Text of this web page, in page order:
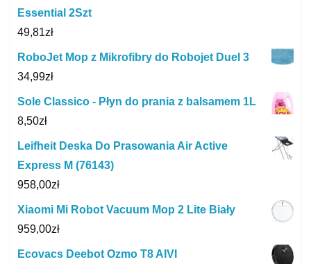
Essential 2Szt
49,81zł
RoboJet Mop z Mikrofibry do Robojet Duel 3
34,99zł
Sole Classico - Płyn do prania z balsamem 1L
8,50zł
Leifheit Deska Do Prasowania Air Active
Express M (76143)
958,00zł
Xiaomi Mi Robot Vacuum Mop 2 Lite Biały
959,00zł
Ecovacs Deebot Ozmo T8 AIVI